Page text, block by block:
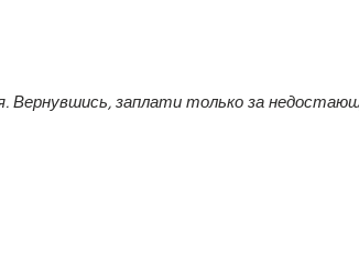
Вернувшись, заплати только за